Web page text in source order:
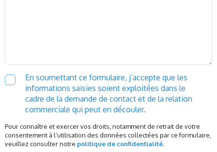
En soumettant ce formulaire, j’accepte que les
informations saisies soient exploitées dans le
cadre de la demande de contact et de la relation
commerciale qui peut en découler.
Pour connaître et exercer vos droits, notamment de retrait de votre
consentement à l’utilisation des données collectées par ce formulaire,
veuillez consulter notre politique de confidentialité.